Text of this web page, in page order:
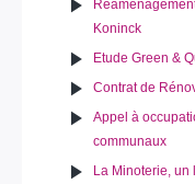
Koninck
Etude Green &
Contrat de
Appel à
communaux
La Minoterie, un